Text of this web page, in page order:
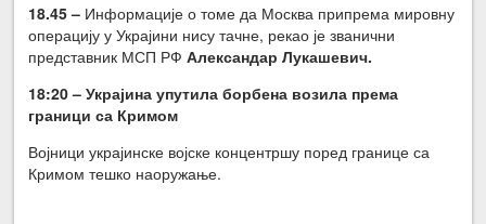
18.45 – Информације о томе да Москва припрема мировну
операцију у Украјини нису тачне, рекао је званични
представник МСП РФАлександар Лукашевич.
18:20 – Украјина упутила борбена возила према
граници са Кримом
Војници украјинске војске концентршу поред границе са
Кримом тешко наоружање.